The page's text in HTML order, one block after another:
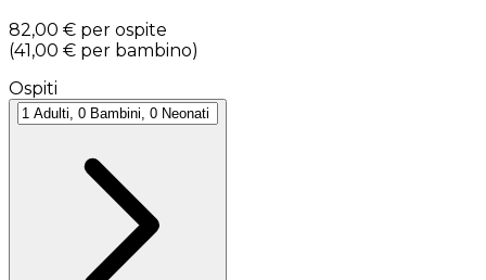
82,00 € per ospite
(41,00 € per bambino)
Ospiti